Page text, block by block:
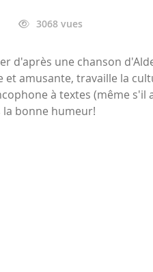
3068 vues
d'après une chanson
et amusante, travaille la
à textes (même s'il
la bonne humeur!